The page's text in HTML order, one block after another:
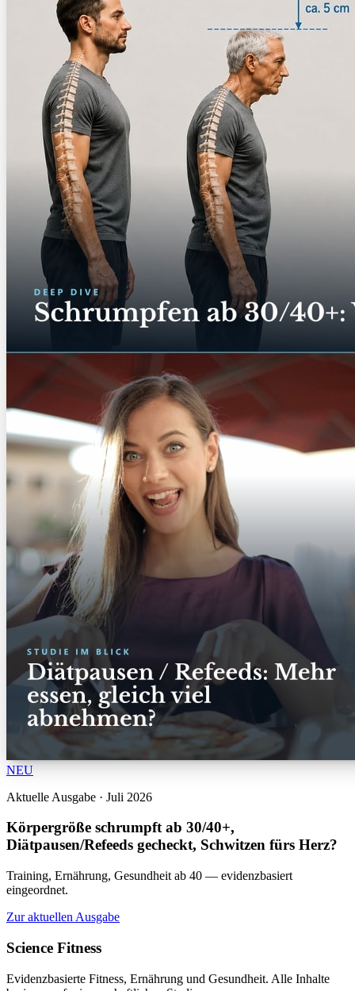
NEU
Aktuelle Ausgabe · Juli 2026
Körpergröße schrumpft ab 30/40+,
Diätpausen/Refeeds gecheckt, Schwitzen fürs Herz?
Training, Ernährung, Gesundheit ab 40 — evidenzbasiert
eingeordnet.
Zur aktuellen Ausgabe
Science Fitness
Evidenzbasierte Fitness, Ernährung und Gesundheit. Alle Inhalte